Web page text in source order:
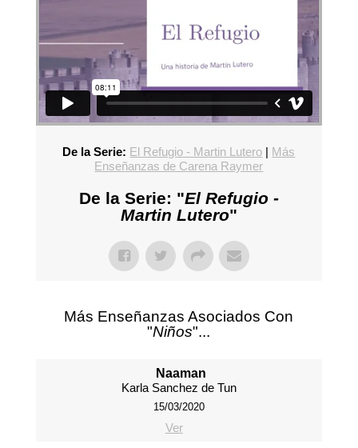
De la Serie: El Refugio - Martin Lutero | Más
Enseñanzas de Carena Raymer
De la Serie: "El Refugio -
Martin Lutero"
Más Enseñanzas Asociados Con
"Niños"...
Naaman
Karla Sanchez de Tun
15/03/2020
Ver